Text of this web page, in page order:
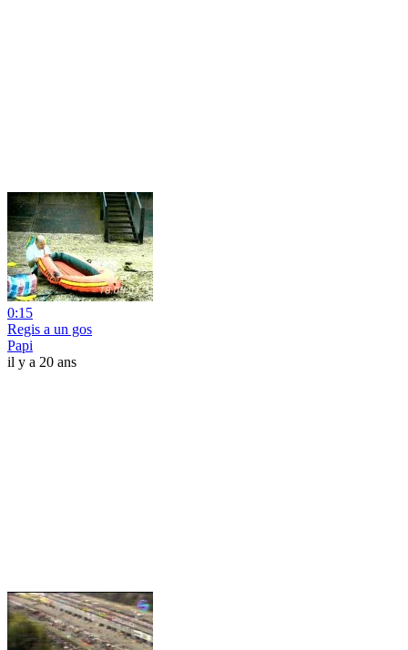
0:15
Regis a un gos
Papi
il y a 20 ans